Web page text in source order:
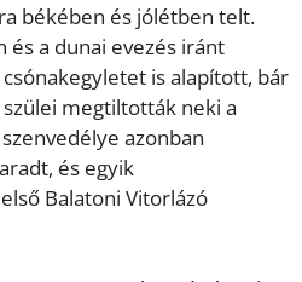
békében és jólétben telt.
és a dunai evezés iránt
is alapított, bár
megtiltották neki a
azonban
és egyik
Balatoni Vitorlázó